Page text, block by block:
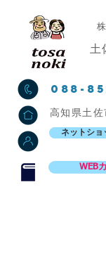
土
088-
高知県土佐
ネットショ
WEB